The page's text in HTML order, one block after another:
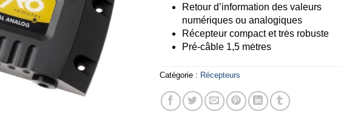
Retour d’information des valeurs
numériques ou analogiques
Récepteur compact et trės robuste
Pré-câble 1,5 mėtres
Catégorie : Récepteurs